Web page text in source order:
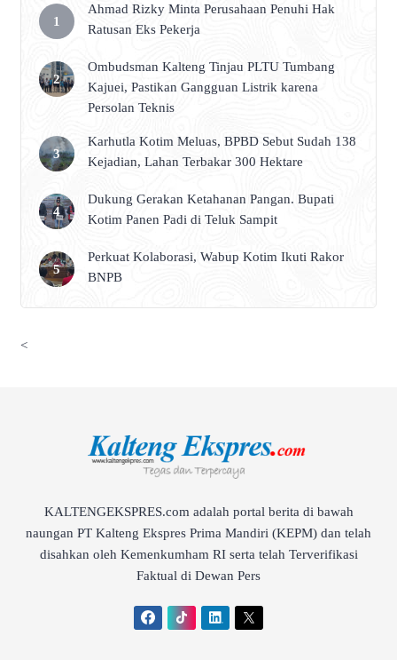
Ahmad Rizky Minta Perusahaan Penuhi Hak
Ratusan Eks Pekerja
Ombudsman Kalteng Tinjau PLTU Tumbang
Kajuei, Pastikan Gangguan Listrik karena
Persolan Teknis
Karhutla Kotim Meluas, BPBD Sebut Sudah 138
Kejadian, Lahan Terbakar 300 Hektare
Dukung Gerakan Ketahanan Pangan. Bupati
Kotim Panen Padi di Teluk Sampit
Perkuat Kolaborasi, Wabup Kotim Ikuti Rakor
BNPB
<
KALTENGEKSPRES.com adalah portal berita di bawah
naungan PT Kalteng Ekspres Prima Mandiri (KEPM) dan telah
disahkan oleh Kemenkumham RI serta telah Terverifikasi
Faktual di Dewan Pers